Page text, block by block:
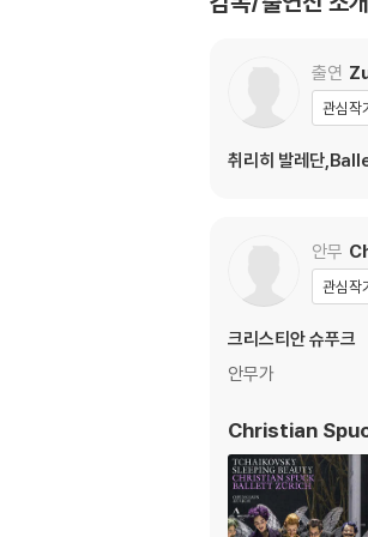
기존 발레 프로덕션
상블에서 본격적인
극에서도 명성의 문제
악상투스(accentus)
유롭스키 인터뷰 등이
DVD/ Blu-ray 구
※ 4K블루레이, 3D
1) 4K UHD 디스크는
출연
관심작
취리히 발레단
안무
관심작
크리스티안 슈푸크
안무가
Christian